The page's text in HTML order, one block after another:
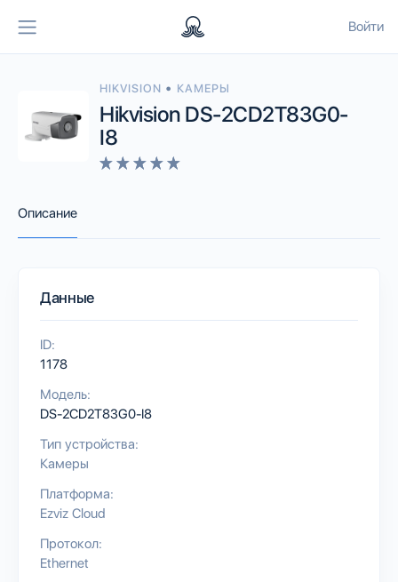
Войти
HIKVISION • КАМЕРЫ
Hikvision DS-2CD2T83G0-
I8
Описание
Данные
ID:
1178
Модель:
DS-2CD2T83G0-I8
Тип устройства:
Камеры
Платформа:
Ezviz Cloud
Протокол:
Ethernet